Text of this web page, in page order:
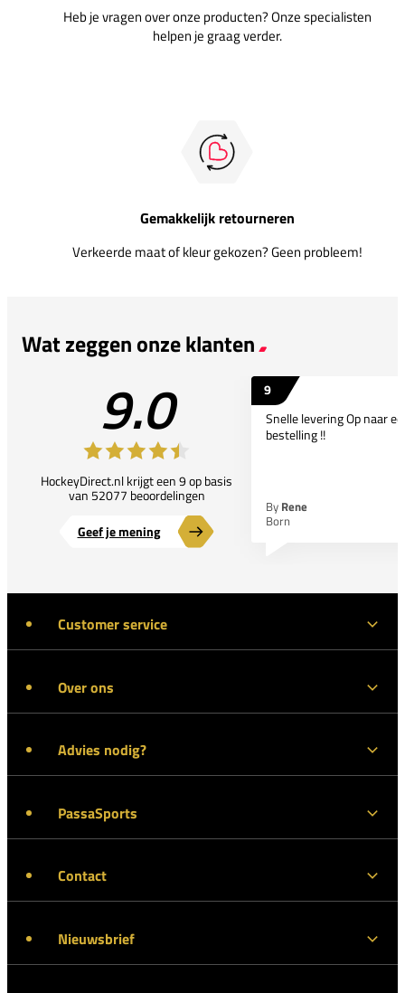
Heb je vragen over onze producten? Onze specialisten
helpen je graag verder.
Gemakkelijk retourneren
Verkeerde maat of kleur gekozen? Geen probleem!
Wat zeggen onze klanten
9.0
HockeyDirect.nl krijgt een 9 op basis
van 52077 beoordelingen
Geef je mening
9
Snelle levering Op naar
bestelling !!
By Rene
Born
Customer service
Over ons
Advies nodig?
PassaSports
Contact
Nieuwsbrief